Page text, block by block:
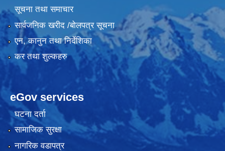
सूचना तथा समाचार
सार्वजनिक खरीद /बोलपत्र सूचना
एन, कानुन तथा निर्देशिका
कर तथा शुल्कहरु
eGov services
घटना दर्ता
सामाजिक सुरक्षा
नागरिक वडापत्र